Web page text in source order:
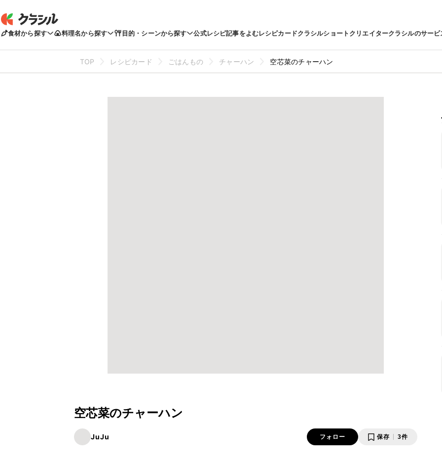
食材から探す 料理名から探す 目的・シーンから探す 公式レシピ記事をよむレシピカードクラシルショートクリエイタークラシルのサービ
TOP レシピカード ごはんもの チャーハン 空芯菜のチャーハン
空芯菜のチャーハン
JuJu フォロー 保存 3件